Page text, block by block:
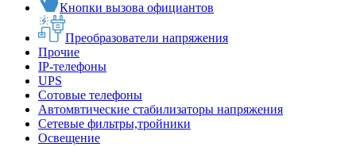
Кнопки вызова официантов
Преобразователи напряжения
Прочие
IP-телефоны
UPS
Сотовые телефоны
Автомвтические стабилизаторы напряжения
Сетевые фильтры,тройники
Освещение